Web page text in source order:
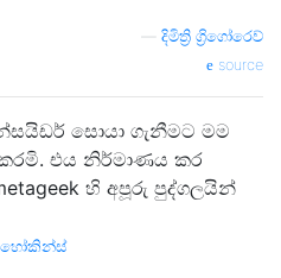
දිමිත්‍රි ග්‍රිගෝරෙව්
source
සොයා ගැනීමට මම
එය නිර්මාණය කර
හි අපූරු පුද්ගලයින්